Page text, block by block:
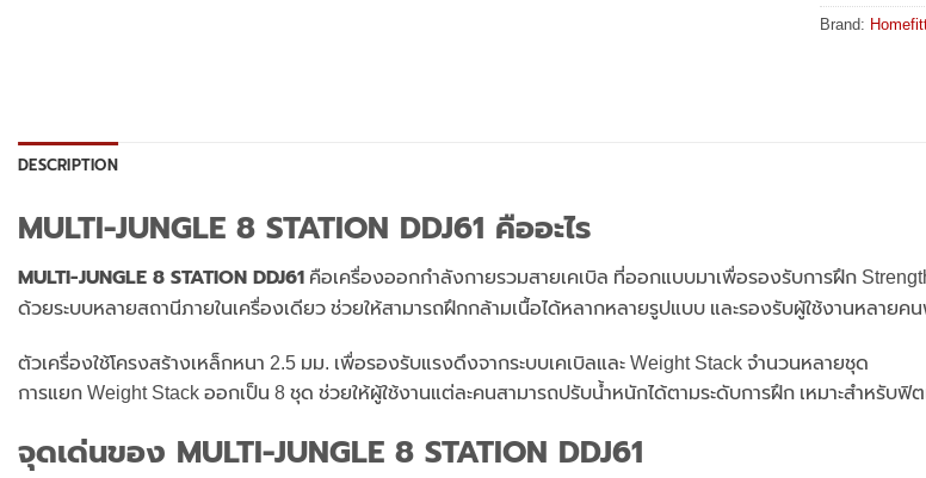
Brand:
DESCRIPTION
MULTI-JUNGLE 8 STATION DDJ61 คืออะไร
MULTI-JUNGLE 8 STATION DDJ61 คือเครื่องออกกำลังกายรวมสายเคเบิล ที่ออกแบบมาเพื่อรองรับการฝึก
ด้วยระบบหลายสถานีภายในเครื่องเดียว ช่วยให้สามารถฝึกกล้ามเนื้อได้หลากหลายรูปแบบ และรองรับผู้ใช้งานหลายค
ตัวเครื่องใช้โครงสร้างเหล็กหนา 2.5 มม. เพื่อรองรับแรงดึงจากระบบเคเบิลและ Weight Stack จำนวนหลายชุด
การแยก Weight Stack ออกเป็น 8 ชุด ช่วยให้ผู้ใช้งานแต่ละคนสามารถปรับน้ำหนักได้ตามระดับการฝึก เหมาะสำหรับฟิ
จุดเด่นของ MULTI-JUNGLE 8 STATION DDJ61